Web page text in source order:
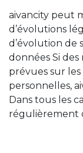
aivancity peut
d’évolutions
d’évolution de
données Si
prévues sur
personnelles,
Dans tous les
régulièrement